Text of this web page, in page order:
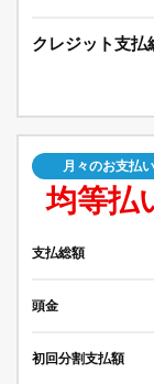
クレジット支払
月々のお支払い
均等払
支払総額
頭金
初回分割支払額